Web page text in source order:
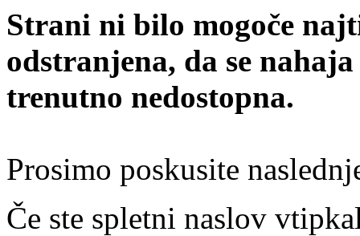
Strani ni bilo mogoče
odstranjena, da se
trenutno nedostopna.
Prosimo poskusite
Če ste spletni naslov